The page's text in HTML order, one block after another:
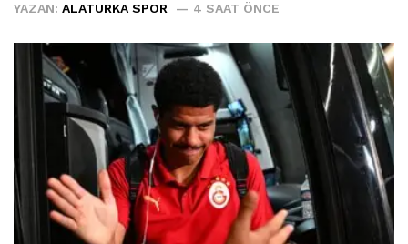
YAZAN: ALATURKA SPOR 4 SAAT ÖNCE